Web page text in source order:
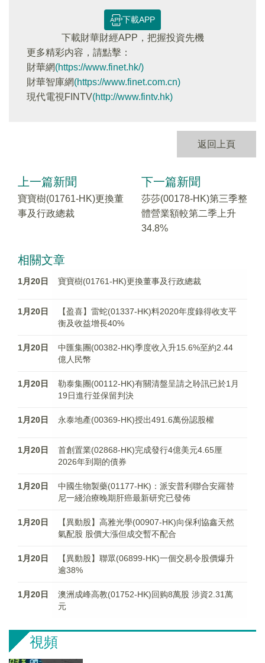
下載APP
下載財華財經APP，把握投資先機
更多精彩内容，請點擊：
財華網(https://www.finet.hk/)
財華智庫網(https://www.finet.com.cn)
現代電視FINTV(http://www.fintv.hk)
返回上頁
上一篇新聞
寶寶樹(01761-HK)更換董
事及行政總裁
下一篇新聞
莎莎(00178-HK)第三季整
體營業額較第二季上升
34.8%
相關文章
1月20日 寶寶樹(01761-HK)更換董事及行政總裁
1月20日
【盈喜】雷蛇(01337-HK)料2020年度錄得收支平
衡及收益增長40%
1月20日
中匯集團(00382-HK)季度收入升15.6%至約2.44
億人民幣
1月20日
勒泰集團(00112-HK)有關清盤呈請之聆訊已於1月
19日進行並保留判決
1月20日 永泰地產(00369-HK)授出491.6萬份認股權
1月20日
首創置業(02868-HK)完成發行4億美元4.65厘
2026年到期的債券
1月20日
中國生物製藥(01177-HK)：派安普利聯合安羅替
尼一綫治療晚期肝癌最新研究已發佈
1月20日
【異動股】高雅光學(00907-HK)向保利協鑫天然
氣配股 股價大漲但成交暫不配合
1月20日
【異動股】聯眾(06899-HK)一個交易令股價爆升
逾38%
1月20日
澳洲成峰高教(01752-HK)回购8萬股 涉資2.31萬
元
視頻